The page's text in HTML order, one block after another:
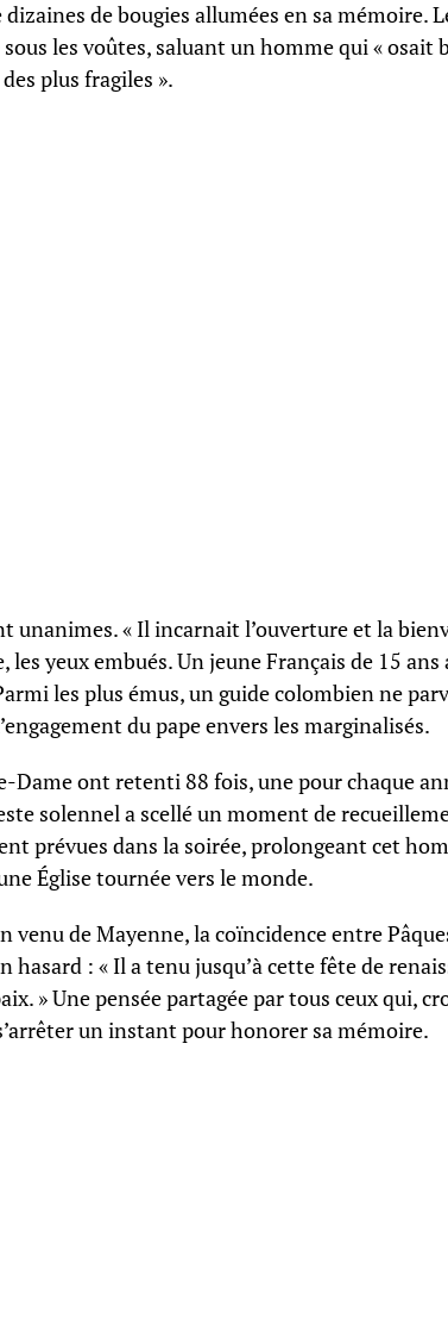
de bougies allumées en sa mémoire.
les voûtes, saluant un homme qui « osait
plus fragiles ».
unanimes. « Il incarnait l’ouverture et la
yeux embués. Un jeune Français de 15
les plus émus, un guide colombien ne
du pape envers les marginalisés.
Dame ont retenti 88 fois, une pour chaque
solennel a scellé un moment de
prévues dans la soirée, prolongeant cet
Église tournée vers le monde.
venu de Mayenne, la coïncidence entre
hasard : « Il a tenu jusqu’à cette fête de
» Une pensée partagée par tous ceux qui,
un instant pour honorer sa mémoire.